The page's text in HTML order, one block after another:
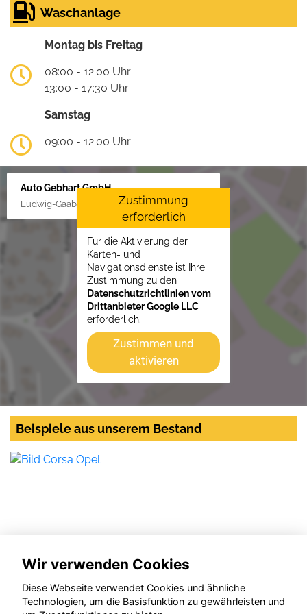
Waschanlage
Montag bis Freitag
08:00 - 12:00 Uhr
13:00 - 17:30 Uhr
Samstag
09:00 - 12:00 Uhr
Auto Gebhart GmbH
Ludwig-Gaab-Str. 4, 88427 Bad Schussenried
Zustimmung
erforderlich
Für die Aktivierung der
Karten- und
Navigationsdienste ist Ihre
Zustimmung zu den
Datenschutzrichtlinien vom
Drittanbieter Google LLC
erforderlich.
Zustimmen und
aktivieren
Beispiele aus unserem Bestand
Wir verwenden Cookies
Diese Webseite verwendet Cookies und ähnliche
Technologien, um die Basisfunktion zu gewährleisten und